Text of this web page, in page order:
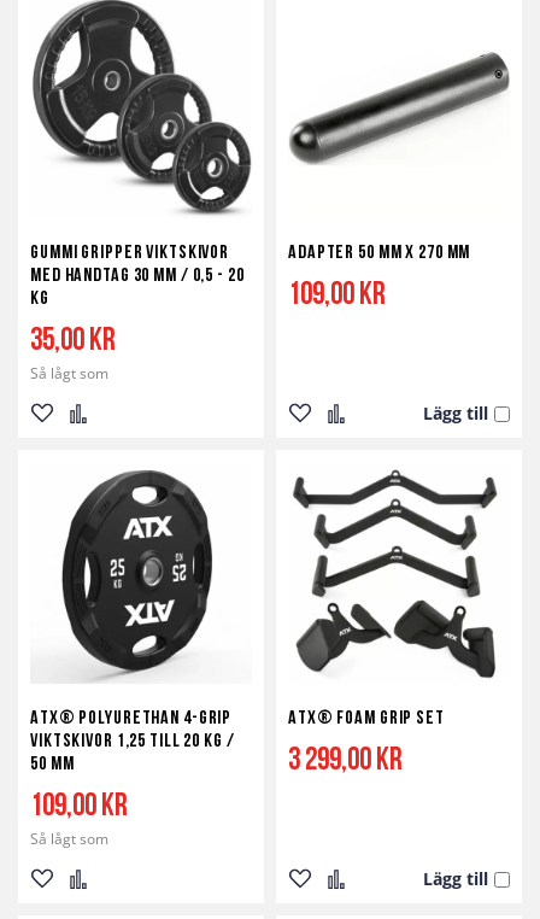
Gummi Gripper Viktskivor
med handtag 30 mm / 0,5 - 20
kg
Så lågt som
35,00 kr
Lägg
önskelista
Lägg
i
jämför
Adapter 50 mm x 270 mm
109,00 kr
Lägg till
Lägg
i
önskelista
Lägg
i
jämför
ATX® Polyurethan 4-Grip
Viktskivor 1,25 till 20 kg /
50 mm
Så lågt som
109,00 kr
Lägg Lägg
ATX® Foam Grip Set
3 299,00 kr
Lägg till
Lägg Lägg